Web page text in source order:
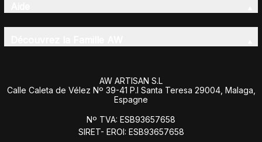
AW ARTISAN S.L
Calle Caleta de Vélez Nº 39-41 P.I Santa Teresa 29004, Malaga,
Espagne
Nº TVA: ESB93657658
SIRET- EROI: ESB93657658